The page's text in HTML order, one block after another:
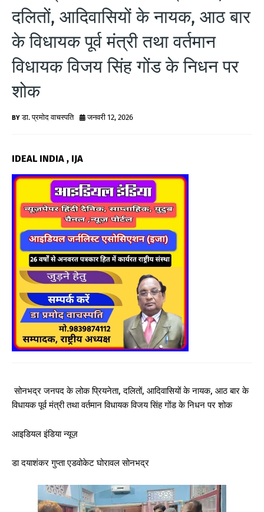
G
दलितों, आदिवासियों के नायक, आठ बार
के विधायक पूर्व मंत्री तथा वर्तमान
विधायक विजय सिंह गोंड के निधन पर
शोक
डा. प्रमोद वाचस्पति जनवरी 12, 2026
IDEAL INDIA , IJA
सोनभद्र जनपद के लोक प्रियनेता, दलितों, आदिवासियों के नायक, आठ बार के
विधायक पूर्व मंत्री तथा वर्तमान विधायक विजय सिंह गोंड के निधन पर शोक
आइडियल इंडिया न्यूज़
डा दयाशंकर गुप्ता एडवोकेट घोरावल सोनभद्र